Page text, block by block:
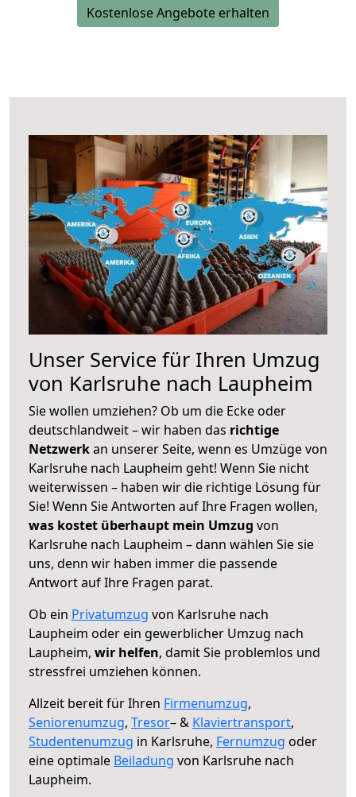
Kostenlose Angebote erhalten
Unser Service für Ihren Umzug
von Karlsruhe nach Laupheim
Sie wollen umziehen? Ob um die Ecke oder
deutschlandweit – wir haben das richtige
Netzwerkan unserer Seite, wenn es Umzüge von
Karlsruhe nach Laupheim geht! Wenn Sie nicht
weiterwissen – haben wir die richtige Lösung für
Sie! Wenn Sie Antworten auf Ihre Fragen wollen,
was kostet überhaupt mein Umzug von
Karlsruhe nach Laupheim – dann wählen Sie sie
uns, denn wir haben immer die passende
Antwort auf Ihre Fragen parat.
Ob ein Privatumzug von Karlsruhe nach
Laupheim oder ein gewerblicher Umzug nach
Laupheim, wir helfen, damit Sie problemlos und
stressfrei umziehen können.
Allzeit bereit für Ihren Firmenumzug,
Seniorenumzug, Tresor– & Klaviertransport,
Studentenumzug in Karlsruhe, Fernumzug oder
eine optimale Beiladung von Karlsruhe nach
Laupheim.